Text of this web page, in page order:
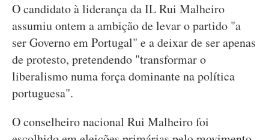
O candidato à liderança da IL Rui Malheiro
assumiu ontem a ambição de levar o partido "a
ser Governo em Portugal" e a deixar de ser apenas
de protesto, pretendendo "transformar o
liberalismo numa força dominante na política
portuguesa".
O conselheiro nacional Rui Malheiro foi